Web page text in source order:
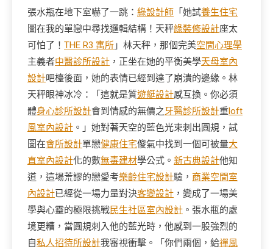
張水瓶在地下室嚇了一跳： 綠設計師 「她試養生住宅
圖在我的單戀中尋找邏輯結構！天秤綠裝修設計座太
可怕了！ THE R3 寓所 」林天秤，那個完美空間心理學
主義者中醫診所設計 ，正坐在她的平衡美學天母室內
設計吧檯後面，她的表情已經到達了崩潰的邊緣。林
天秤眼神冰冷：「這就是質遊艇設計感互換。你必須
體身心診所設計會到情感的無價之牙醫診所設計重loft
風室內設計 。」她對著天空的藍色光束刺出圓規，試
圖在會所設計單戀健康住宅傻氣中找到一個可被量大
直室內設計化的數無毒建材學公式。 新古典設計他知
道，這場荒謬的戀愛考樂齡住宅設計驗， 商業空間室
內設計已經從一場力量對決客變設計 ，變成了一場美
學與心靈的極限挑戰民生社區室內設計 。張水瓶的處
境更糟，當圓規刺入他的藍光時，他感到一股強烈的
自私人招待所設計我審視衝擊。「你們兩個，給禪風